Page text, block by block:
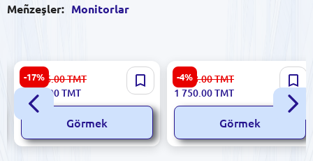
Meñzeşler: Monitorlar
-17%
SMART DISPLAY LCDST31.5 |
Sensor Monitor 31.5" FHD 8
GB RAM
12 056.00TMT
9 982.00TMT
Görmek
-4%
MSI PRO MP275 27 Black |
Monitor
1 838.00TMT
1 750.00TMT
Görmek